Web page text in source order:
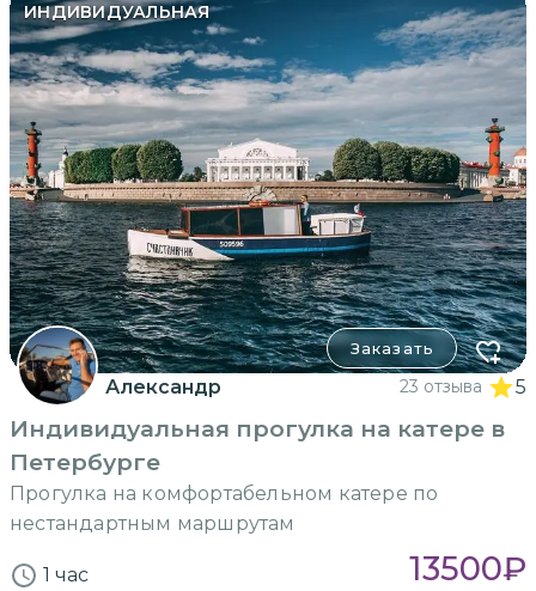
ИНДИВИДУАЛЬНАЯ
Заказать
Александр 23 отзыва 5
Индивидуальная прогулка на катере в
Петербурге
Прогулка на комфортабельном катере по
нестандартным маршрутам
1 час 13500₽